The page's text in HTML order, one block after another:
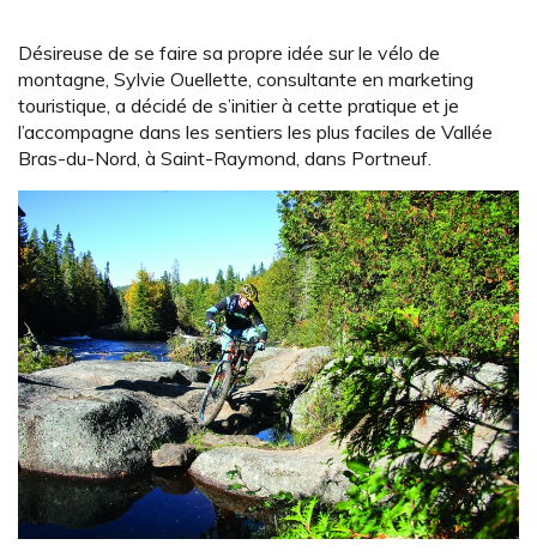
Désireuse de se faire sa propre idée sur le vélo de
montagne, Sylvie Ouellette, consultante en marketing
touristique, a décidé de s’initier à cette pratique et je
l’accompagne dans les sentiers les plus faciles de Vallée
Bras-du-Nord, à Saint-Raymond, dans Portneuf.